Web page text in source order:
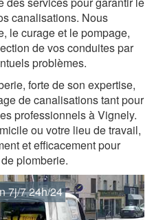
canalisations. Nous
le curage et le pompage,
de vos conduites par
problèmes.
forte de son expertise,
de canalisations tant pour
professionnels à Vignely.
ou votre lieu de travail,
et efficacement pour
plomberie.
7j/7 24h/24